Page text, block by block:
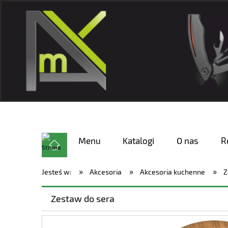
Menu Katalogi O nas
Jesteś w: » Akcesoria » Akcesoria kuchenne »
Zestaw do sera